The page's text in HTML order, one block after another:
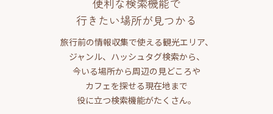
便利な検索機能で
行きたい場所が見つかる
旅行前の情報収集で使える観光エリア、
ジャンル、ハッシュタグ検索から、
今いる場所から周辺の見どころや
カフェを探せる現在地まで
役に立つ検索機能がたくさん。